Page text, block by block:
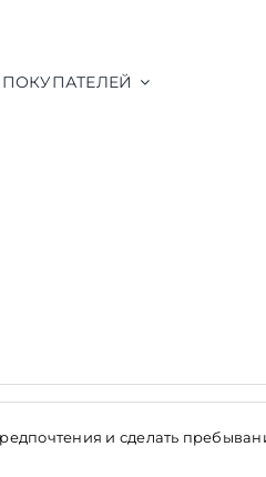
и сделать